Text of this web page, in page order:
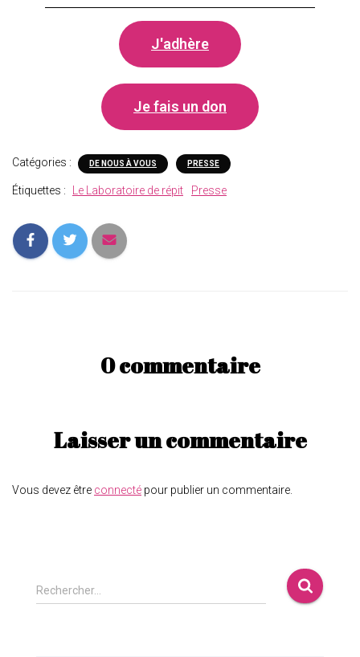
J'adhère
Je fais un don
Catégories : DE NOUS À VOUS PRESSE
Étiquettes : Le Laboratoire de répit Presse
0 commentaire
Laisser un commentaire
Vous devez être connecté pour publier un commentaire.
Rechercher…